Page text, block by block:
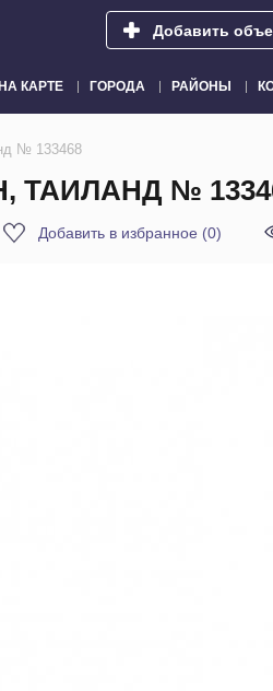
Добавить
КАРТЕ ГОРОДА РАЙОНЫ
№ 133468
ТАИЛАНД №
Добавить в избранное (0)